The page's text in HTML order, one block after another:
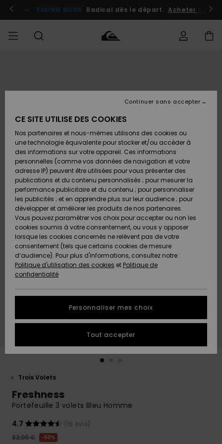
l'information
le
Se connecter / s'inscrire
YOUNG GUNS Radical dès le départ. Acheter
Chaussures
& Tongs
Surf
Snow
Nouveautés
A
Découvrir
Chaussures
& Tongs
Surf
Snow
Nouveautés
A
Découvrir
FEMME
A
Découvrir
Snow
SURF
Surf
Shop
Enfant
Highlights
Communauté
SNOW
Snow
Shop
Enfant
Snow
Shop
Femme
A
Découvrir
Communauté
OUTLET
Enfant
Outlet
Femme
AIDE &
CONTACT
Retours
Paiement
Carte
Cadeau
Quiksilver
Freedom
Protection
des
tailles
conversation
à votre
Démarrer
MAGASINS
QUIKSILVER
Trois Volets
Freshness
Portefeuille 3 volets Bleu Homme
4.7
(15 Avis)
32,00 €
50%
CE SITE UTILISE DES COOKIES
Nos partenaires et nous-mêmes utilisons des cookies ou
une technologie équivalente pour stocker et/ou accéder à
des informations sur votre appareil. Ces informations
personnelles (comme vos données de navigation et votre
adresse IP) peuvent être utilisées pour vous présenter des
publications et du contenu personnalisés ; pour mesurer la
performance publicitaire et du contenu ; pour personnaliser
les publicités ; et en apprendre plus sur leur audience ; pour
développer et améliorer les produits de nos partenaires.
Vous pouvez paramétrer vos choix pour accepter ou non les
cookies soumis à votre consentement, ou vous y opposer
lorsque les cookies concernés ne relèvent pas de votre
consentement (tels que certains cookies de mesure
d’audience). Pour plus d'informations, consultez notre :
Politique d'utilisation des cookies et Politique de
confidentialité
Personnaliser mes choix
Continuer sans accepter
Tout accepter